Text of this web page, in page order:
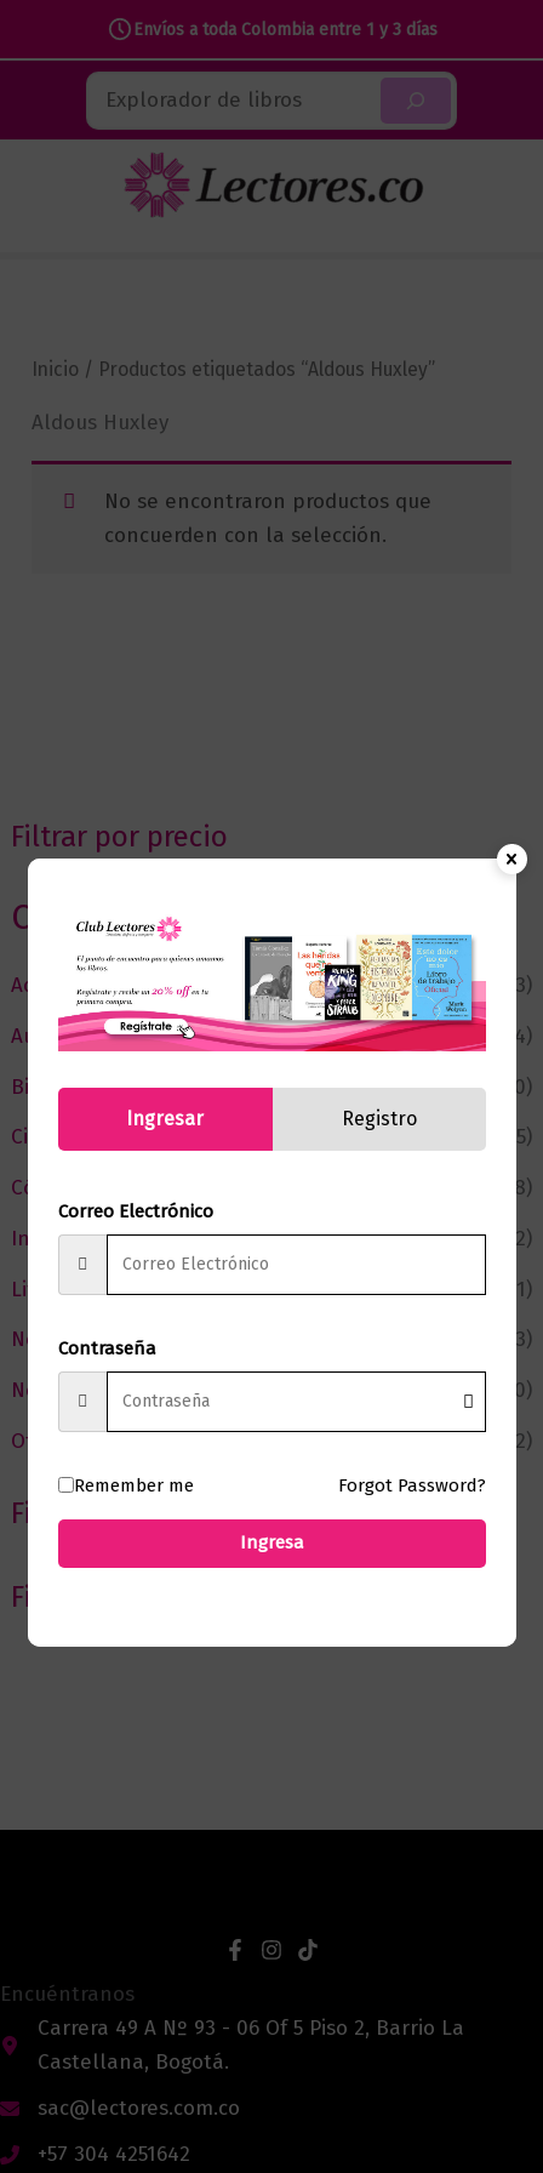
Envíos a toda Colombia entre 1 y 3 días
contenido
Buscar
Filtrar por precio
Categorias
Actualidad
(53)
Autor del Mes
(4)
Bienestar
(230)
Ciencia y Conocimiento
(75)
Cómic y Fantasía
(88)
Infantil y Juvenil
(212)
Literatura
(371)
Negocios
(43)
Novedades
(110)
Ofertas
(12)
Filtrar por Autor
Filtrar por editorial
Inicio / Productos etiquetados “Aldous Huxley”
Aldous Huxley
No se encontraron productos que
concuerden con la selección.
Encuéntranos
Carrera 49 A Nº 93 - 06 Of 5 Piso 2, Barrio La
Castellana, Bogotá.
sac@lectores.com.co
+57 304 4251642
Ingresar Registro
Correo Electrónico
Contraseña
Remember me Forgot Password?
Ingresa